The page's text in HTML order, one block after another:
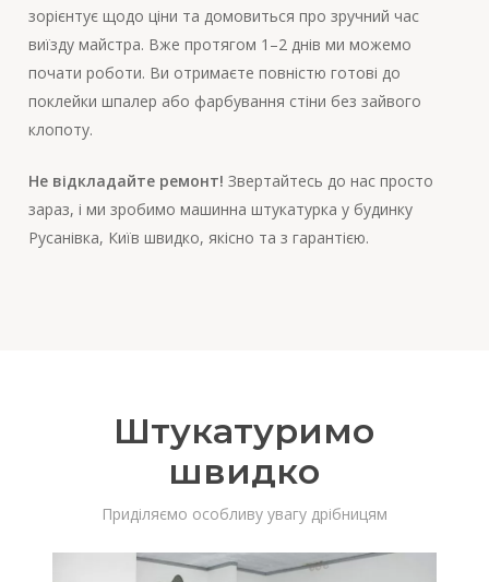
зорієнтує щодо ціни та домовиться про зручний час
виїзду майстра. Вже протягом 1–2 днів ми можемо
почати роботи. Ви отримаєте повністю готові до
поклейки шпалер або фарбування стіни без зайвого
клопоту.
Не відкладайте ремонт! Звертайтесь до нас просто
зараз, і ми зробимо машинна штукатурка у будинку
Русанівка, Київ швидко, якісно та з гарантією.
Штукатуримо
швидко
Приділяємо особливу увагу дрібницям